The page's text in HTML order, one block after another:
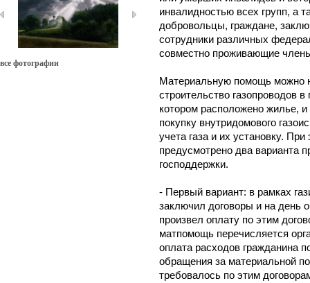
все фотографии
инвалидностью всех групп, а
добровольцы, граждане,
сотрудники различных
совместно проживающие
Материальную помощь можно
строительство газопроводов
котором расположено жилье,
покупку внутридомового
учета газа и их установку.
предусмотрено два варианта
господдержки.
- Первый вариант: в рамках
заключил договоры и на день
произвел оплату по этим
матпомощь перечисляется
оплата расходов гражданина
обращения за материальной
требовалось по этим